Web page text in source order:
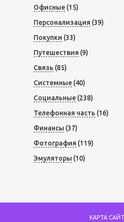
Офисные(15)
Персонализация (39)
Покупки (33)
Путешествия (9)
Связь (85)
Системные(40)
Социальные(238)
Телефонная часть (16)
Финансы (37)
Фотография (119)
Эмуляторы (10)
КАРТА